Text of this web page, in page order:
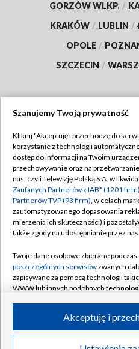
GORZÓW WLKP. /
KRAKÓW / LUBLIN /
OPOLE /
SZCZECIN /
Abonament TVP
Emisja w TVP
Centrum informacji TVP
Naziemna Telewizja
Rada Programowa
System NOS
Informacje o nadawcy
Program dla prasy
Polityka
Moje
©2026 Telewizja
Szanujemy Twoją prywatność
Kliknij "Akceptuję i przechodzę do
korzystanie z technologii
dostęp do informacji na Twoim
przechowywanie oraz na
nas, czyli Telewizję Polską S.A. w
Zaufanych Partnerów z IAB* (1201 firm)
Partnerów TVP (93 firm), w celach
zautomatyzowanego dopasowania
mierzenia ich skuteczności) i
także zgody na udostępnianie przez
Twoje dane osobowe zbierane
poszczególnych serwisówzwanych
zapisywane za pomocą technologii
WWW lub innych podobnych
ruchu w Internecie.
Twoje dane osobowe zbierane
Akceptuję i